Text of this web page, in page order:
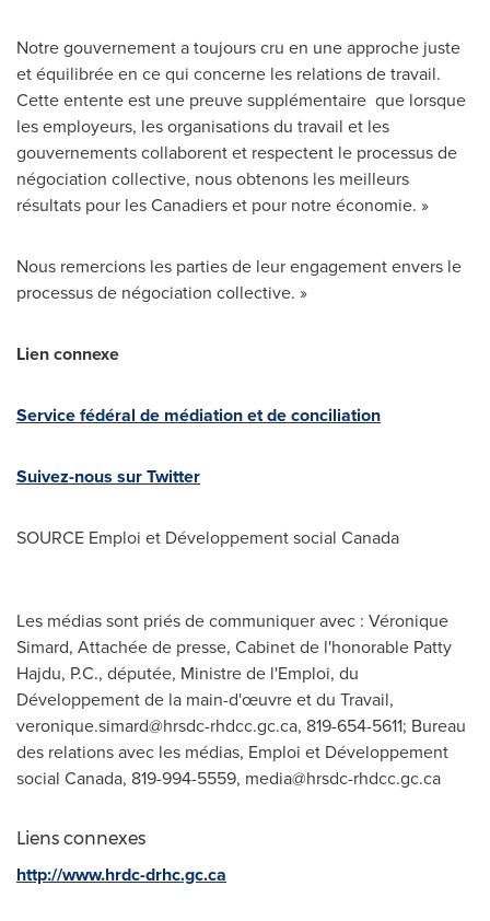
Notre gouvernement a toujours cru en une approche juste
et équilibrée en ce qui concerne les relations de travail.
Cette entente est une preuve supplémentaire que lorsque
les employeurs, les organisations du travail et les
gouvernements collaborent et respectent le processus de
négociation collective, nous obtenons les meilleurs
résultats pour les Canadiers et pour notre économie. »
Nous remercions les parties de leur engagement envers le
processus de négociation collective. »
Lien connexe
Service fédéral de médiation et de conciliation
Suivez-nous sur Twitter
SOURCE Emploi et Développement social Canada
Les médias sont priés de communiquer avec : Véronique
Simard, Attachée de presse, Cabinet de l'honorable Patty
Hajdu, P.C., députée, Ministre de l'Emploi, du
Développement de la main-d'œuvre et du Travail,
veronique.simard@hrsdc-rhdcc.gc.ca, 819-654-5611; Bureau
des relations avec les médias, Emploi et Développement
social Canada, 819-994-5559, media@hrsdc-rhdcc.gc.ca
Liens connexes
http://www.hrdc-drhc.gc.ca